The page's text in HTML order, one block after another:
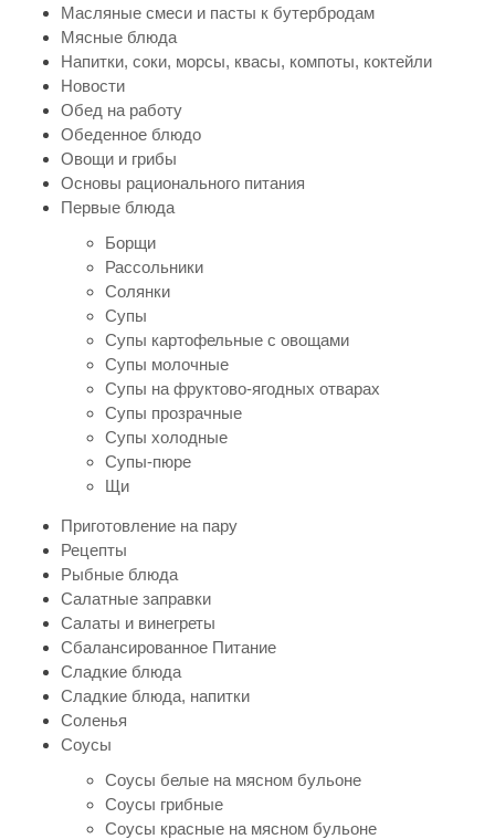
Масляные смеси и пасты к бутербродам
Мясные блюда
Напитки, соки, морсы, квасы, компоты, коктейли
Новости
Обед на работу
Обеденное блюдо
Овощи и грибы
Основы рационального питания
Первые блюда
Борщи
Рассольники
Солянки
Супы
Супы картофельные с овощами
Супы молочные
Супы на фруктово-ягодных отварах
Супы прозрачные
Супы холодные
Супы-пюре
Щи
Приготовление на пару
Рецепты
Рыбные блюда
Салатные заправки
Салаты и винегреты
Сбалансированное Питание
Сладкие блюда
Сладкие блюда, напитки
Соленья
Соусы
Соусы белые на мясном бульоне
Соусы грибные
Соусы красные на мясном бульоне